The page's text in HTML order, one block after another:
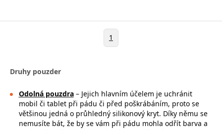
1
Druhy pouzder
Odolná pouzdra– Jejich hlavním účelem je uchránit
mobil či tablet při pádu či před poškrábáním, proto se
většinou jedná o průhledný silikonový kryt. Díky němu se
nemusíte bát, že by se vám při pádu mohla odřít barva a